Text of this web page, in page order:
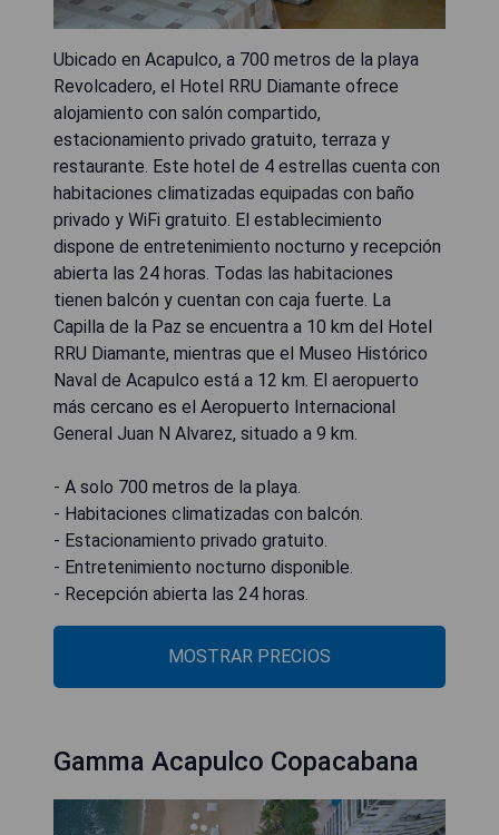
Ubicado en Acapulco, a 700 metros de la playa
Revolcadero, el Hotel RRU Diamante ofrece
alojamiento con salón compartido,
estacionamiento privado gratuito, terraza y
restaurante. Este hotel de 4 estrellas cuenta con
habitaciones climatizadas equipadas con baño
privado y WiFi gratuito. El establecimiento
dispone de entretenimiento nocturno y recepción
abierta las 24 horas. Todas las habitaciones
tienen balcón y cuentan con caja fuerte. La
Capilla de la Paz se encuentra a 10 km del Hotel
RRU Diamante, mientras que el Museo Histórico
Naval de Acapulco está a 12 km. El aeropuerto
más cercano es el Aeropuerto Internacional
General Juan N Alvarez, situado a 9 km.
- A solo 700 metros de la playa.
- Habitaciones climatizadas con balcón.
- Estacionamiento privado gratuito.
- Entretenimiento nocturno disponible.
- Recepción abierta las 24 horas.
MOSTRAR PRECIOS
Gamma Acapulco Copacabana